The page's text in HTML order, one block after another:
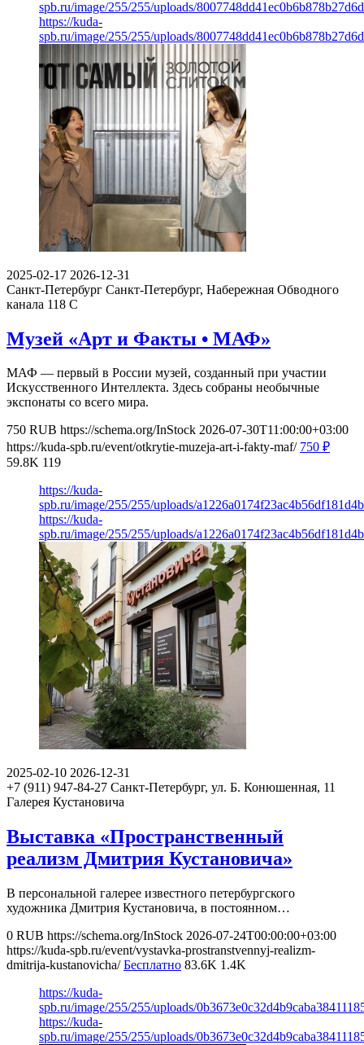
spb.ru/image/255/255/uploads/
https://kuda-
spb.ru/image/255/255/uploads/
2025-02-17 2026-12-31
Санкт-Петербург Санкт-Петербург, Набережная Обводного
канала 118 С
Музей «Арт и Факты • МАФ»
МАФ — первый в России музей, созданный при участии
Искусственного Интеллекта. Здесь собраны необычные
экспонаты со всего мира.
750 RUB https://schema.org/InStock 2026-07-30T11:00:00+03:00
https://kuda-spb.ru/event/otkrytie-muzeja-art-i-fakty-maf/ 750 ₽
59.8K 119
https://kuda-
spb.ru/image/255/255/uploads/
https://kuda-
spb.ru/image/255/255/uploads/
2025-02-10 2026-12-31
+7 (911) 947-84-27 Санкт-Петербург, ул. Б. Конюшенная, 11
Галерея Кустановича
Выставка «Пространственный
реализм Дмитрия Кустановича»
В персональной галерее известного петербургского
художника Дмитрия Кустановича, в постоянном…
0 RUB https://schema.org/InStock 2026-07-24T00:00:00+03:00
https://kuda-spb.ru/event/vystavka-prostranstvennyj-realizm-
dmitrija-kustanovicha/ Бесплатно 83.6K 1.4K
https://kuda-
spb.ru/image/255/255/uploads/
https://kuda-
spb.ru/image/255/255/uploads/